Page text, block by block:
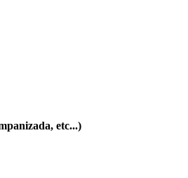
etc...)